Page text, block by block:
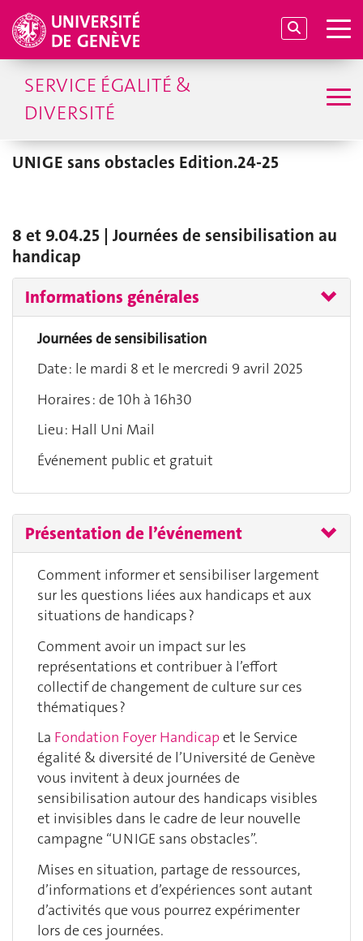
SERVICE ÉGALITÉ &
DIVERSITÉ
UNIGE sans obstacles Edition.24-25
8 et 9.04.25 | Journées de sensibilisation au
handicap
Informations générales
Journées de sensibilisation
Date : le mardi 8 et le mercredi 9 avril 2025
Horaires : de 10h à 16h30
Lieu : Hall Uni Mail
Événement public et gratuit
Présentation de l’événement
Comment informer et sensibiliser largement
sur les questions liées aux handicaps et aux
situations de handicaps ?
Comment avoir un impact sur les
représentations et contribuer à l’effort
collectif de changement de culture sur ces
thématiques ?
La Fondation Foyer Handicapet le Service
égalité & diversité de l’Université de Genève
vous invitent à deux journées de
sensibilisation autour des handicaps visibles
et invisibles dans le cadre de leur nouvelle
campagne “UNIGE sans obstacles”.
Mises en situation, partage de ressources,
d’informations et d’expériences sont autant
d’activités que vous pourrez expérimenter
lors de ces journées.